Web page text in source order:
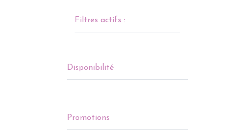
Filtres actifs :
Disponibilité
Promotions